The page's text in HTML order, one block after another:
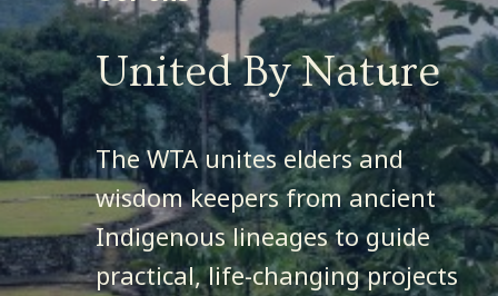
DONATE United By Nature
The WTA unites elders and
wisdom keepers from ancient
Indigenous lineages to guide
practical, life-changing projects